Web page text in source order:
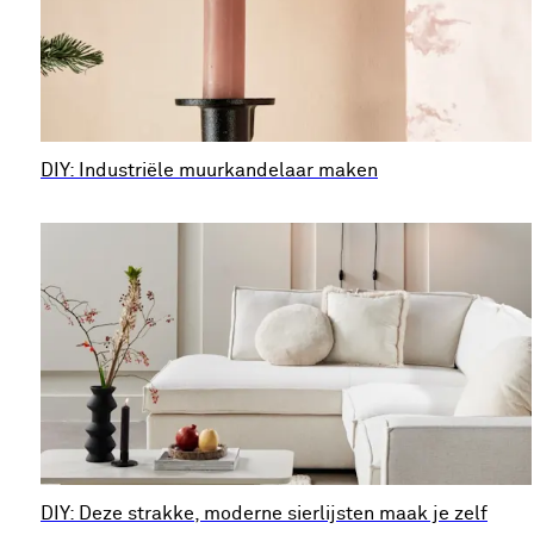
DIY: Industriële muurkandelaar maken
DIY: Deze strakke, moderne sierlijsten maak je zelf